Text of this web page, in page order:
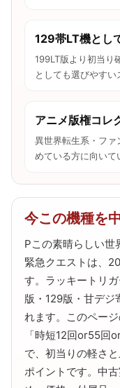
129帯LT機とし
199LT版より初当り
としても選びやすい
アニメ版権コレ
異世界転生系・ファ
めている方に向いて
今この機種を
Pこの素晴らしい世
緊急クエストは、
す。ラッキートリ
版・129版・甘デジ
れます。このペー
「時短12回or55回
で、初当りの軽さ
ポイントです。中